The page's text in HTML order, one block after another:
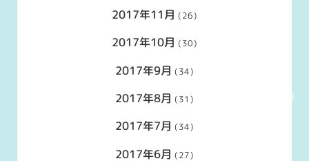
2017年11月 (26)
2017年10月 (30)
2017年9月 (34)
2017年8月 (31)
2017年7月 (34)
2017年6月 (27)